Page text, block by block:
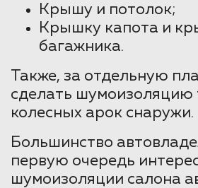
Крышу и потолок;
Крышку капота и
багажника.
Также, за отдельную
сделать шумоизоляцию
колесных арок снаружи.
Большинство
первую очередь
шумоизоляции салона